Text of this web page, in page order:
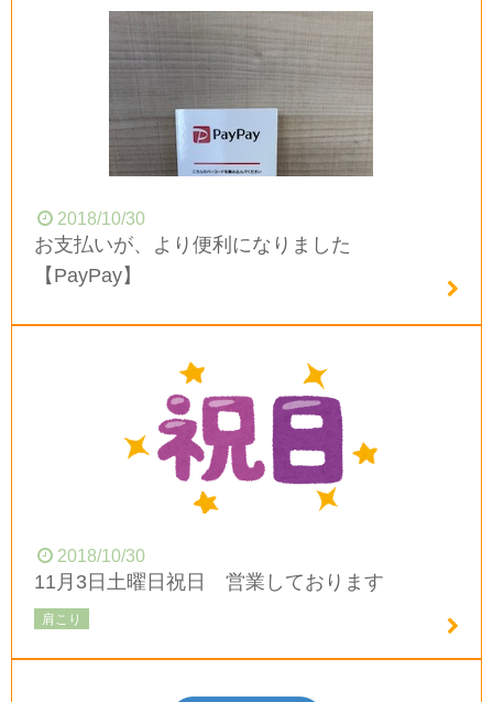
2018/10/30
お支払いが、より便利になりました
【PayPay】
2018/10/30
11月3日土曜日祝日 営業しております
肩こり